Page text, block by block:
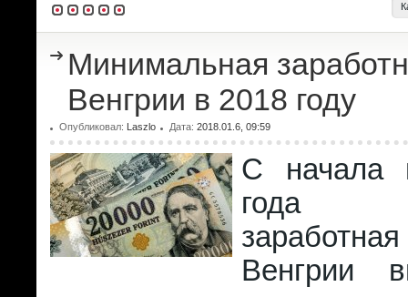
Минимальная
Венгрии в 2018 году
Опубликовал: Laszlo Дата: 2018.01.6, 09:59
С начала
года
Венгрии